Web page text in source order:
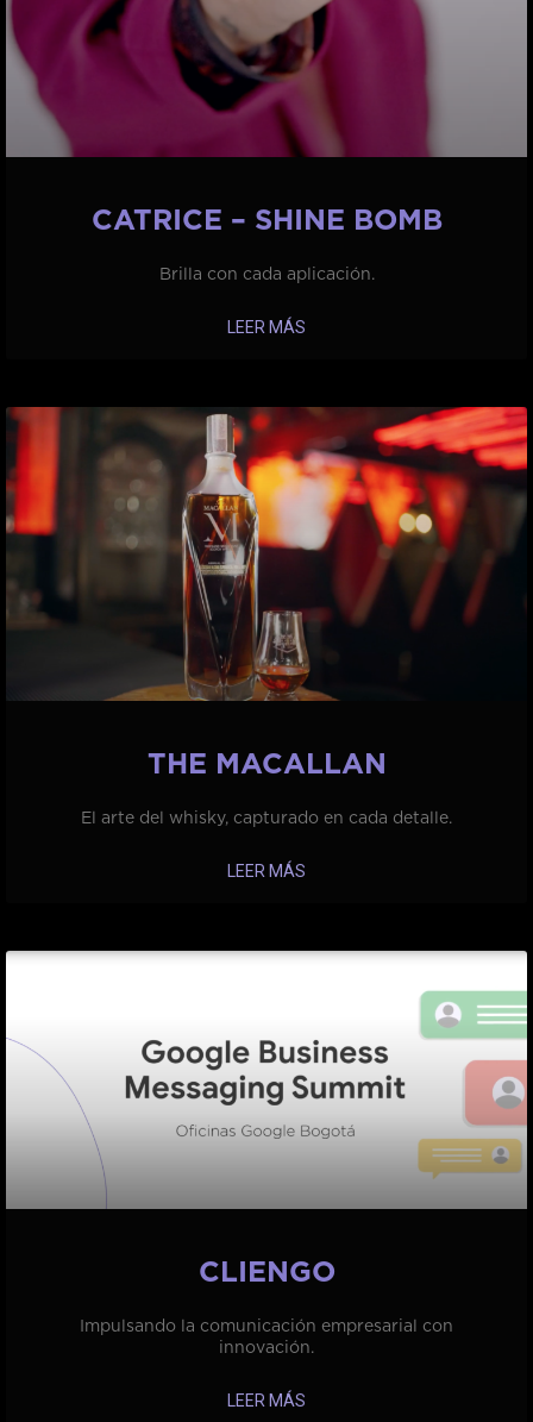
CATRICE – SHINE BOMB
Brilla con cada aplicación.
LEER MÁS
THE MACALLAN
El arte del whisky, capturado en cada detalle.
LEER MÁS
CLIENGO
Impulsando la comunicación empresarial con
innovación.
LEER MÁS